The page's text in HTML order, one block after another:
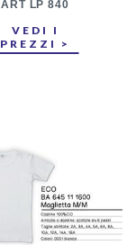
ART LP 840
VEDI I
PREZZI >